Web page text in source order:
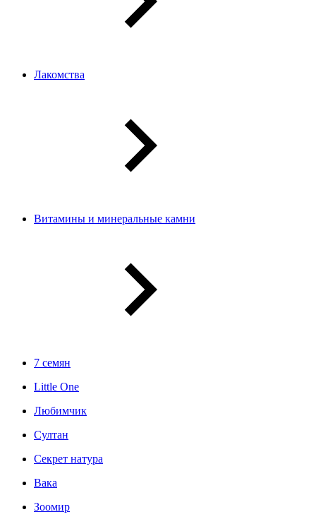
Лакомства
Витамины и минеральные камни
7 семян
Little One
Любимчик
Султан
Секрет натура
Вака
Зоомир